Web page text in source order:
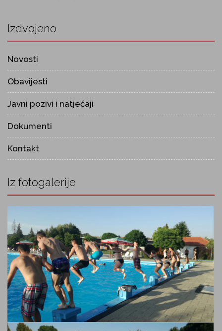
Izdvojeno
Novosti
Obavijesti
Javni pozivi i natječaji
Dokumenti
Kontakt
Iz fotogalerije